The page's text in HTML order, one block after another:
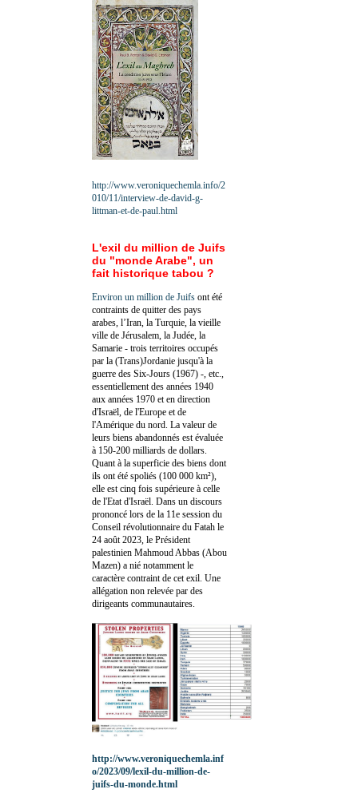
http://www.veroniquechemla.info/2
010/11/interview-de-david-g-
littman-et-de-paul.html
L'exil du million de Juifs
du "monde Arabe", un
fait historique tabou ?
Environ un million de Juifs ont été
contraints de quitter des pays
arabes, l’Iran, la Turquie, la vieille
ville de Jérusalem, la Judée, la
Samarie - trois territoires occupés
par la (Trans)Jordanie jusqu'à la
guerre des Six-Jours (1967) -, etc.,
essentiellement des années 1940
aux années 1970 et en direction
d'Israël, de l'Europe et de
l'Amérique du nord. La valeur de
leurs biens abandonnés est évaluée
à 150-200 milliards de dollars.
Quant à la superficie des biens dont
ils ont été spoliés (100 000 km²),
elle est cinq fois supérieure à celle
de l'Etat d'Israël. Dans un discours
prononcé lors de la 11e session du
Conseil révolutionnaire du Fatah le
24 août 2023, le Président
palestinien Mahmoud Abbas (Abou
Mazen) a nié notamment le
caractère contraint de cet exil. Une
allégation non relevée par des
dirigeants communautaires.
http://www.veroniquechemla.inf
o/2023/09/lexil-du-million-de-
juifs-du-monde.html